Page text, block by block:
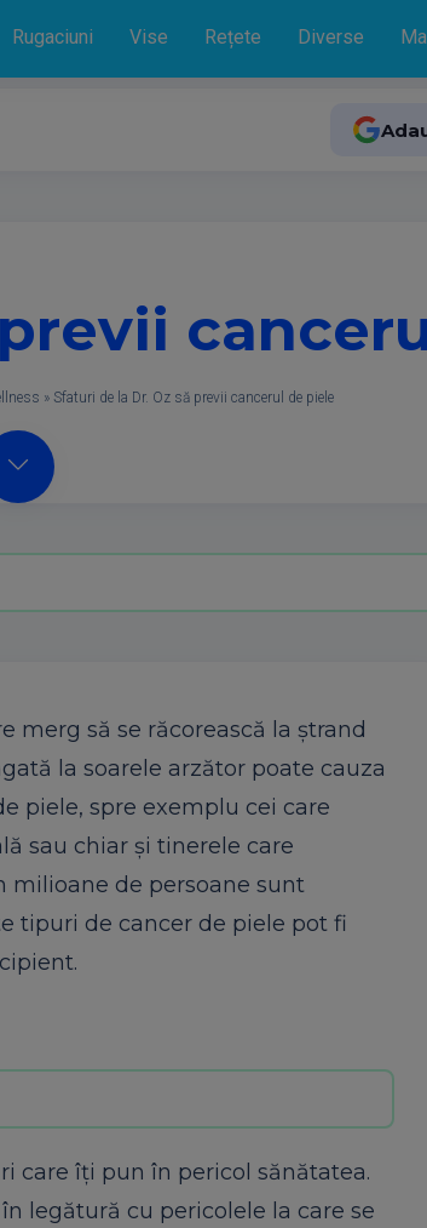
Rugaciuni Vise Rețete Diverse
» Sfaturi de la Dr. Oz să previi cancerul de piele
să se răcorească la ştrand
la soarele arzător poate cauza
piele, spre exemplu cei care
sau chiar şi tinerele care
milioane de persoane sunt
tipuri de cancer de piele pot fi
care îţi pun în pericol sănătatea.
legătură cu pericolele la care se